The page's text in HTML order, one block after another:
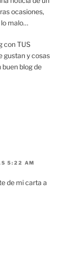
ocasiones,
lo malo…
con TUS
gustan y cosas
buen blog de
5:22 AM
de mi carta a